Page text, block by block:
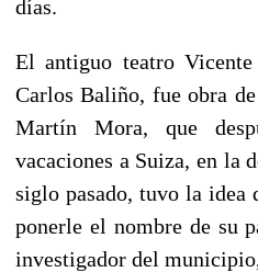
El antiguo teatro
Carlos Baliño, fue obra
Martín Mora, que
vacaciones a Suiza, en la
siglo pasado, tuvo la
ponerle el nombre de su
investigador del